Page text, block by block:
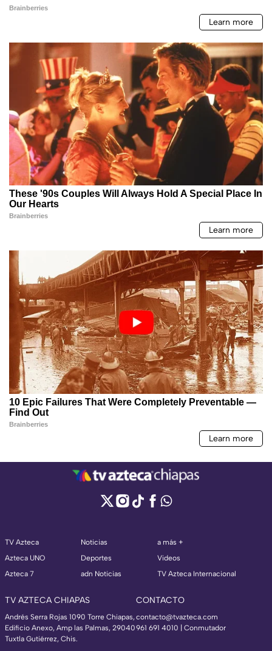
TV Azteca
Azteca UNO
Azteca 7
Noticias
Deportes
adn Noticias
a más +
Videos
TV Azteca Internacional
TV AZTECA CHIAPAS
Andrés Serra Rojas 1090 Torre Chiapas,
Edificio Anexo, Amp las Palmas, 29040
Tuxtla Gutiérrez, Chis.
CONTACTO
contacto@tvazteca.com
961 691 4010 | Conmutador